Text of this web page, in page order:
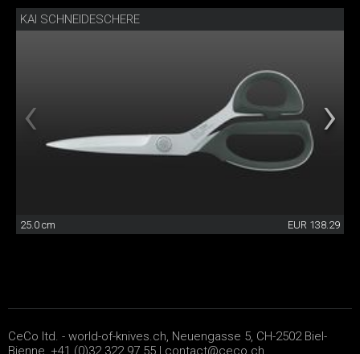
KAI SCHNEIDESCHERE
25.0 cm EUR 138.29
CeCo ltd. - world-of-knives.ch, Neuengasse 5, CH-2502 Biel-
Bienne, +41 (0)32 322 97 55 | contact@ceco.ch